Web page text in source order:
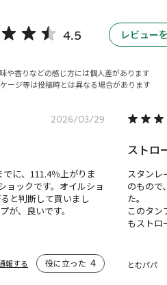
4.5 レビュー
や香りなどの感じ方には個人差があります
ージ等は投稿時とは異なる場合があります
2026/03/29
に、111.4％上がりま
ョックです。オイルショ
と判断して買いまし
が、良いです。
報する 役に立った 4
ストロ
スタンレ
のもので
た。
このタン
もストロ
あとは、
の中な
とむパパ